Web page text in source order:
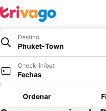
Destino
Phuket-Town
Check-in/out
Fechas
Ordenar